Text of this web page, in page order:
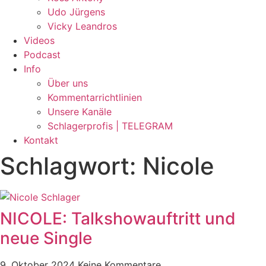
Udo Jürgens
Vicky Leandros
Videos
Podcast
Info
Über uns
Kommentarrichtlinien
Unsere Kanäle
Schlagerprofis | TELEGRAM
Kontakt
Schlagwort: Nicole
NICOLE: Talkshowauftritt und
neue Single